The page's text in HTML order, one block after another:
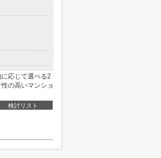
応じて選べる2
の高いマンショ
検討リスト